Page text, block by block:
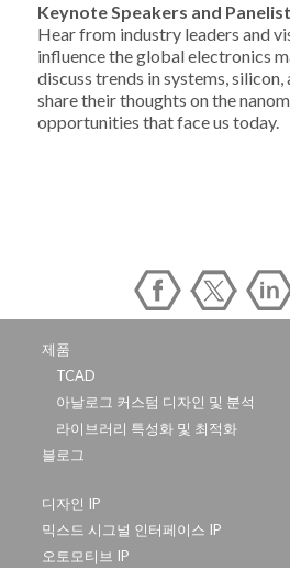
Keynote Speakers and
Hear from industry leaders and
influence the global electronics
discuss trends in systems,
share their thoughts on the
opportunities that face us today.
제품
TCAD
아날로그 커스텀 디자인 및 분석
라이브러리 특성화 및 최적화
블로그
디자인 IP
믹스드 시그널 인터페이스 IP
오토모티브 IP